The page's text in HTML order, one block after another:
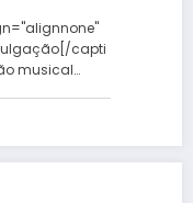
capti
musical…